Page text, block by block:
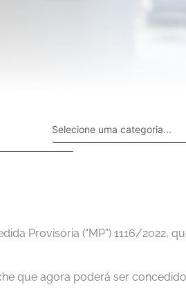
Provisória (“MP”) 1116/2022,
que agora poderá ser